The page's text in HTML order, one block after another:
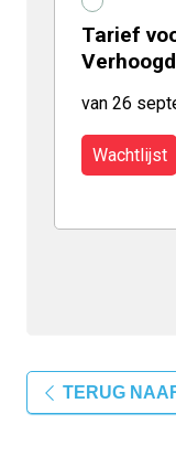
Tarief
van 26
Wachtlijst
TERUG